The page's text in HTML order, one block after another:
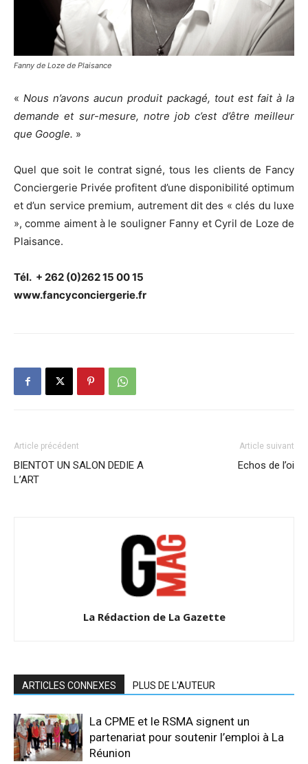
Fanny de Loze de Plaisance
«Nous n’avons aucun produit packagé, tout est fait à la
demande et sur-mesure, notre job c’est d’être meilleur
que Google. »
Quel que soit le contrat signé, tous les clients de Fancy
Conciergerie Privée profitent d’une disponibilité optimum
et d’un service premium, autrement dit des « clés du luxe
», comme aiment à le souligner Fanny et Cyril de Loze de
Plaisance.
Tél. + 262 (0)262 15 00 15
www.fancyconciergerie.fr
Article précédent
BIENTOT UN SALON DEDIE A
L’ART
Article suivant
Echos de l’oi
La Rédaction de La Gazette
ARTICLES CONNEXES PLUS DE L'AUTEUR
La CPME et le RSMA signent un
partenariat pour soutenir l’emploi à La
Réunion